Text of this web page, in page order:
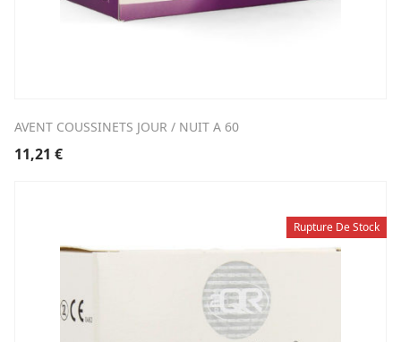
AVENT COUSSINETS JOUR / NUIT A 60
11,21 €
Rupture De Stock